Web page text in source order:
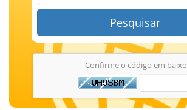
Pesquisar
Confirme o código em baixo